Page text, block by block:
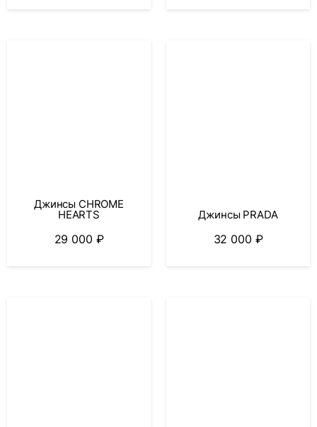
Джинсы CHROME
HEARTS
29 000 ₽
Джинсы PRADA
32 000 ₽